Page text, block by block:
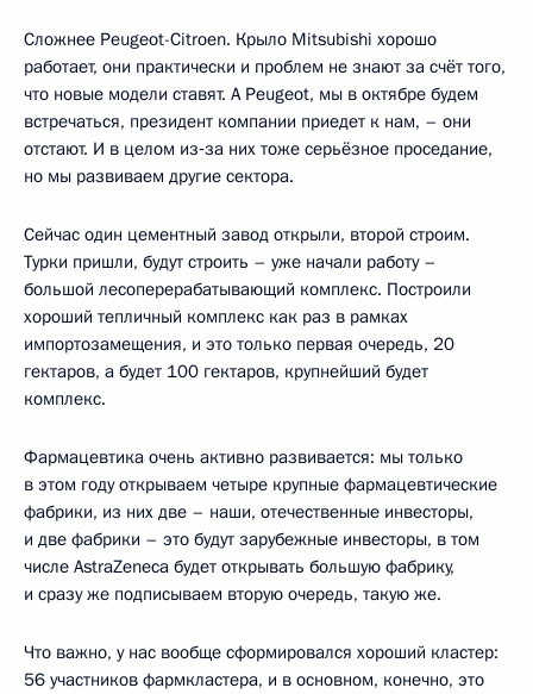
Сложнее Peugeot-Citroen. Крыло Mitsubishi хорошо
работает, они практически и проблем не знают за счёт того,
что новые модели ставят. А Peugeot, мы в октябре будем
встречаться, президент компании приедет к нам, – они
отстают. И в целом из‑за них тоже серьёзное проседание,
но мы развиваем другие сектора.
Сейчас один цементный завод открыли, второй строим.
Турки пришли, будут строить – уже начали работу –
большой лесоперерабатывающий комплекс. Построили
хороший тепличный комплекс как раз в рамках
импортозамещения, и это только первая очередь, 20
гектаров, а будет 100 гектаров, крупнейший будет
комплекс.
Фармацевтика очень активно развивается: мы только
в этом году открываем четыре крупные фармацевтические
фабрики, из них две – наши, отечественные инвесторы,
и две фабрики – это будут зарубежные инвесторы, в том
числе AstraZeneca будет открывать большую фабрику,
и сразу же подписываем вторую очередь, такую же.
Что важно, у нас вообще сформировался хороший кластер:
56 участников фармкластера, и в основном, конечно, это